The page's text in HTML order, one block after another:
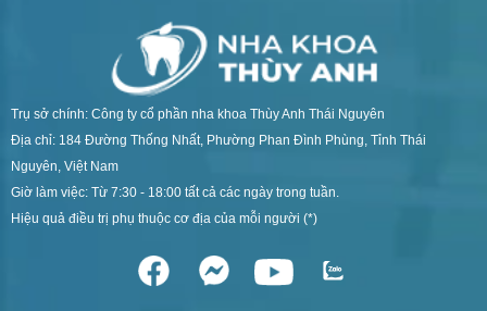
Trụ sở chính: Công ty cổ phần nha khoa Thùy Anh Thái Nguyên
Địa chỉ: 184 Đường Thống Nhất, Phường Phan Đình Phùng, Tỉnh Thái
Nguyên, Việt Nam
Giờ làm việc: Từ 7:30 - 18:00 tất cả các ngày trong tuần.
Hiệu quả điều trị phụ thuộc cơ địa của mỗi người (*)